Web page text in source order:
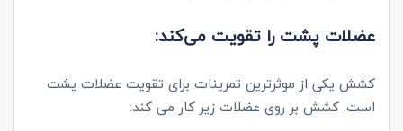
عضلات پشت را تقویت می‌کند:
کشش یکی از موثرترین تمرینات برای تقویت عضلات پشت
است. کشش بر روی عضلات زیر کار می کند: